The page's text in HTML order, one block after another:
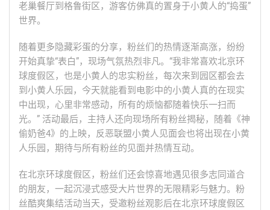
老巢餐厅到格鲁街区，游客仿佛真的置身于小黄人的“捣蛋”
世界。
随着更多隐藏彩蛋的分享，粉丝们的热情逐渐高涨，纷纷
开始真挚“表白”，现场气氛热烈非凡。“我非常喜欢北京环
球度假区，也是小黄人的忠实粉丝，每次来到园区都会去
到小黄人乐园，今天就能看到电影中的小黄人真的在现实
中出现，心里非常感动，所有的烦恼都随着快乐一扫而
光。” 活动最后，主持人还向现场所有粉丝揭秘，随着《神
偷奶爸4》的上映，反恶联盟小黄人见面会也将出现在小黄
人乐园，期待与所有粉丝的见面并热情互动。
在北京环球度假区，粉丝们还会惊喜地遇见很多志同道合
的朋友，一起沉浸式感受大片世界的无限精彩与魅力。粉
丝酷爽集结活动当天，受邀粉丝观影后在北京环球度假区